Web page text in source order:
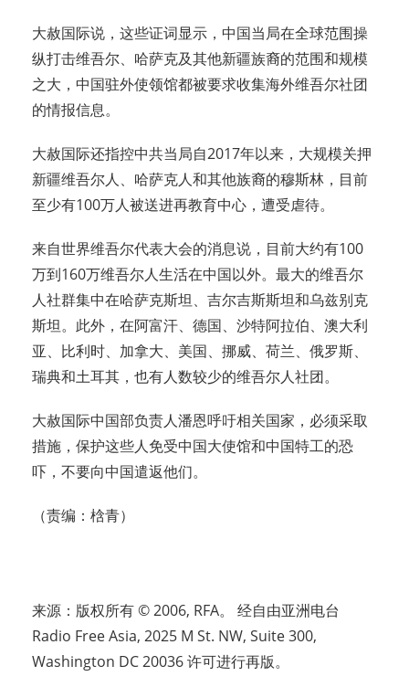
大赦国际说，这些证词显示，中国当局在全球范围操
纵打击维吾尔、哈萨克及其他新疆族裔的范围和规模
之大，中国驻外使领馆都被要求收集海外维吾尔社团
的情报信息。
大赦国际还指控中共当局自2017年以来，大规模关押
新疆维吾尔人、哈萨克人和其他族裔的穆斯林，目前
至少有100万人被送进再教育中心，遭受虐待。
来自世界维吾尔代表大会的消息说，目前大约有100
万到160万维吾尔人生活在中国以外。最大的维吾尔
人社群集中在哈萨克斯坦、吉尔吉斯斯坦和乌兹别克
斯坦。此外，在阿富汗、德国、沙特阿拉伯、澳大利
亚、比利时、加拿大、美国、挪威、荷兰、俄罗斯、
瑞典和土耳其，也有人数较少的维吾尔人社团。
大赦国际中国部负责人潘恩呼吁相关国家，必须采取
措施，保护这些人免受中国大使馆和中国特工的恐
吓，不要向中国遣返他们。
（责编：梒青）
来源：版权所有 © 2006, RFA。 经自由亚洲电台
Radio Free Asia, 2025 M St. NW, Suite 300,
Washington DC 20036 许可进行再版。